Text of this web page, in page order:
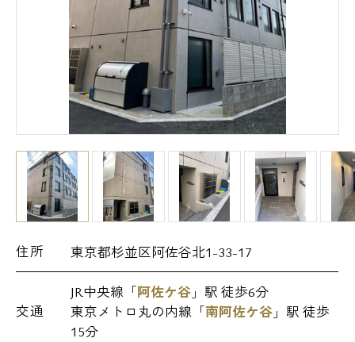
住所 東京都杉並区阿佐谷北1-33-17
交通
JR中央線「阿佐ケ谷 」駅 徒歩6分
東京メトロ丸の内線「南阿佐ケ谷 」駅 徒歩
15分